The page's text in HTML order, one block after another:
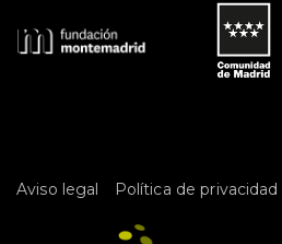
Aviso legal Política de privacidad